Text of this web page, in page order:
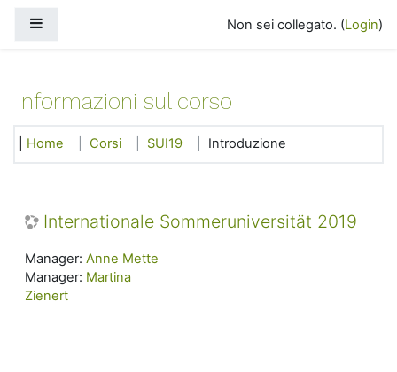
Non sei collegato. (Login)
Informazioni sul corso
Home Corsi SUI19 Introduzione
Internationale Sommeruniversität 2019
Manager: Anne Mette
Manager: Martina
Zienert